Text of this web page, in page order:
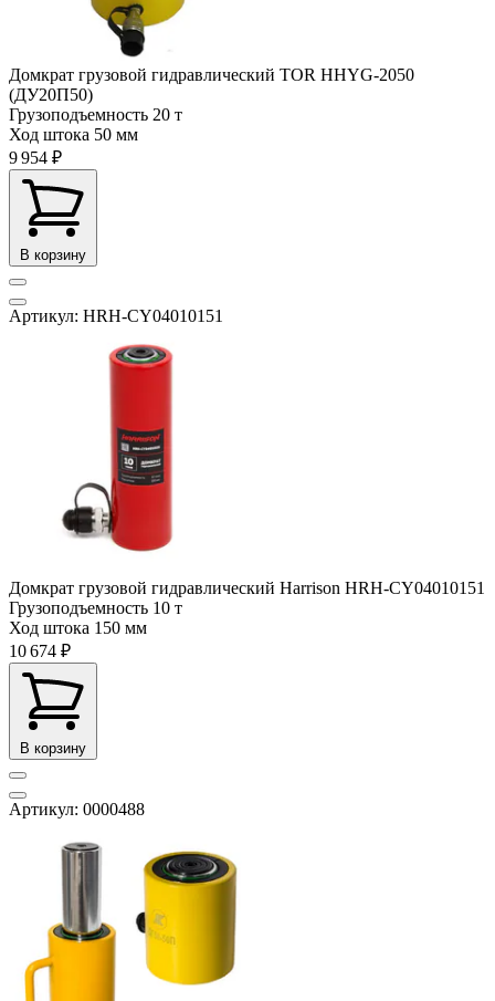
Домкрат грузовой гидравлический TOR HHYG-2050
(ДУ20П50)
Грузоподъемность 20 т
Ход штока 50 мм
9 954 ₽
В корзину
Артикул: HRH-CY04010151
Домкрат грузовой гидравлический Harrison HRH-CY04010151
Грузоподъемность 10 т
Ход штока 150 мм
10 674 ₽
В корзину
Артикул: 0000488